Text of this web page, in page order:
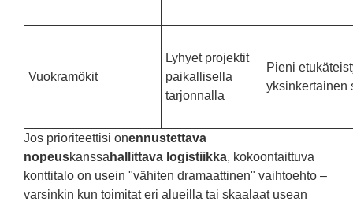
Vuokramökit
Lyhyet projektit
paikallisella
tarjonnalla
Pieni
yksinkertainen
Jos prioriteettisi onennustettava
nopeuskanssa hallittava logistiikka, kokoontaittuva
konttitalo on usein "vähiten dramaattinen" vaihtoehto –
varsinkin kun toimitat eri alueilla tai skaalaat usean